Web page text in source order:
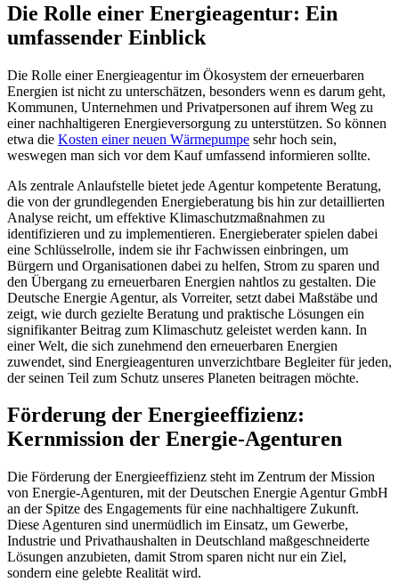
Die Rolle einer Energieagentur: Ein
umfassender Einblick
Die Rolle einer Energieagentur im Ökosystem der erneuerbaren
Energien ist nicht zu unterschätzen, besonders wenn es darum geht,
Kommunen, Unternehmen und Privatpersonen auf ihrem Weg zu
einer nachhaltigeren Energieversorgung zu unterstützen. So können
etwa die Kosten einer neuen Wärmepumpe sehr hoch sein,
weswegen man sich vor dem Kauf umfassend informieren sollte.
Als zentrale Anlaufstelle bietet jede Agentur kompetente Beratung,
die von der grundlegenden Energieberatung bis hin zur detaillierten
Analyse reicht, um effektive Klimaschutzmaßnahmen zu
identifizieren und zu implementieren. Energieberater spielen dabei
eine Schlüsselrolle, indem sie ihr Fachwissen einbringen, um
Bürgern und Organisationen dabei zu helfen, Strom zu sparen und
den Übergang zu erneuerbaren Energien nahtlos zu gestalten. Die
Deutsche Energie Agentur, als Vorreiter, setzt dabei Maßstäbe und
zeigt, wie durch gezielte Beratung und praktische Lösungen ein
signifikanter Beitrag zum Klimaschutz geleistet werden kann. In
einer Welt, die sich zunehmend den erneuerbaren Energien
zuwendet, sind Energieagenturen unverzichtbare Begleiter für jeden,
der seinen Teil zum Schutz unseres Planeten beitragen möchte.
Förderung der Energieeffizienz:
Kernmission der Energie-Agenturen
Die Förderung der Energieeffizienz steht im Zentrum der Mission
von Energie-Agenturen, mit der Deutschen Energie Agentur GmbH
an der Spitze des Engagements für eine nachhaltigere Zukunft.
Diese Agenturen sind unermüdlich im Einsatz, um Gewerbe,
Industrie und Privathaushalten in Deutschland maßgeschneiderte
Lösungen anzubieten, damit Strom sparen nicht nur ein Ziel,
sondern eine gelebte Realität wird.